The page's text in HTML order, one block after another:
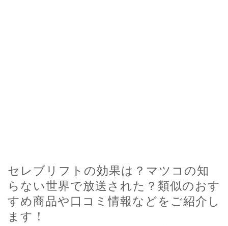
セレブリフトの効果は？マツコの知
らない世界で放送された？類似のおす
すめ商品や口コミ情報などをご紹介し
ます！